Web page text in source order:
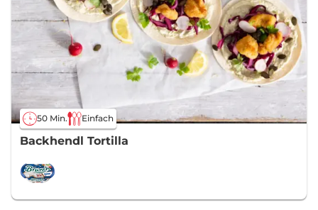
50 Min. Einfach
Backhendl Tortilla